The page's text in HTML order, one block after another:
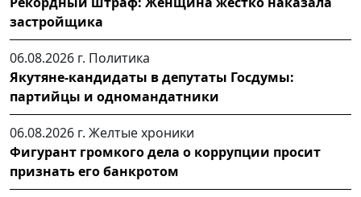
застройщика
06.08.2026 г. Политика
Якутяне-кандидаты в депутаты Госдумы:
партийцы и одномандатники
06.08.2026 г. Желтые хроники
Фигурант громкого дела о коррупции просит
признать его банкротом